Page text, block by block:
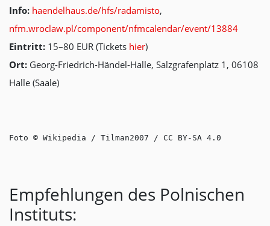
Info: haendelhaus.de/hfs/radamisto,
nfm.wroclaw.pl/component/nfmcalendar/event/13884
Eintritt: 15–80 EUR (Tickets hier)
Ort: Georg-Friedrich-Händel-Halle, Salzgrafenplatz 1, 06108
Halle (Saale)
Foto © Wikipedia / Tilman2007 / CC BY-SA 4.0
Empfehlungen des Polnischen
Instituts: